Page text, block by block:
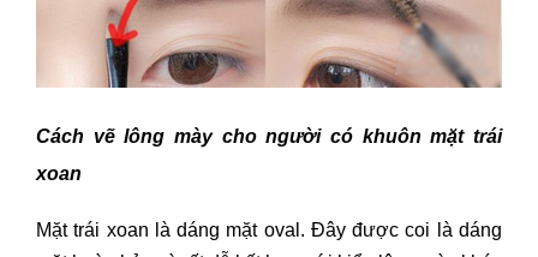
Cách vẽ lông mày cho người có khuôn mặt trái
xoan
Mặt trái xoan là dáng mặt oval. Đây được coi là dáng